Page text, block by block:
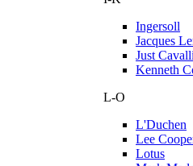
Ingersoll
Jacques
Just Cavalli
Kenneth
L-O
L'Duchen
Lee
Lotus